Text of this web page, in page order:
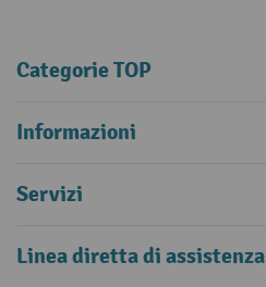
Categorie TOP
Informazioni
Servizi
Linea diretta di assistenza